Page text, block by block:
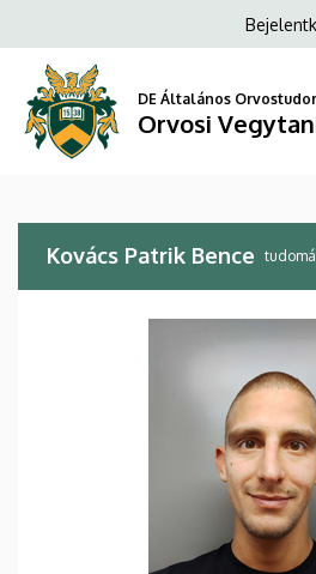
Patrik
Bence
Orvosi
Vegytani
a
tartalomra
fiók
DE Általános
Orvosi
Kovács Patrik Bence